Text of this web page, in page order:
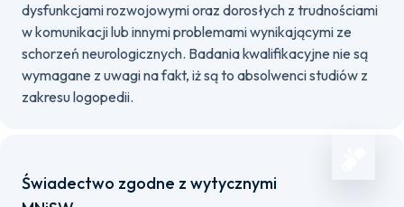
dysfunkcjami rozwojowymi oraz dorosłych z trudnościami
w komunikacji lub innymi problemami wynikającymi ze
schorzeń neurologicznych. Badania kwalifikacyjne nie są
wymagane z uwagi na fakt, iż są to absolwenci studiów z
zakresu logopedii.
Świadectwo zgodne z wytycznymi